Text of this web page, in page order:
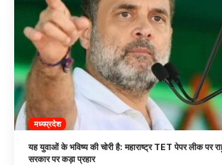
मध्यप्रदेश
यह युवाओं के भविष्य की चोरी है: महाराष्ट्र TET पेपर लीक पर
सरकार पर कड़ा प्रहार